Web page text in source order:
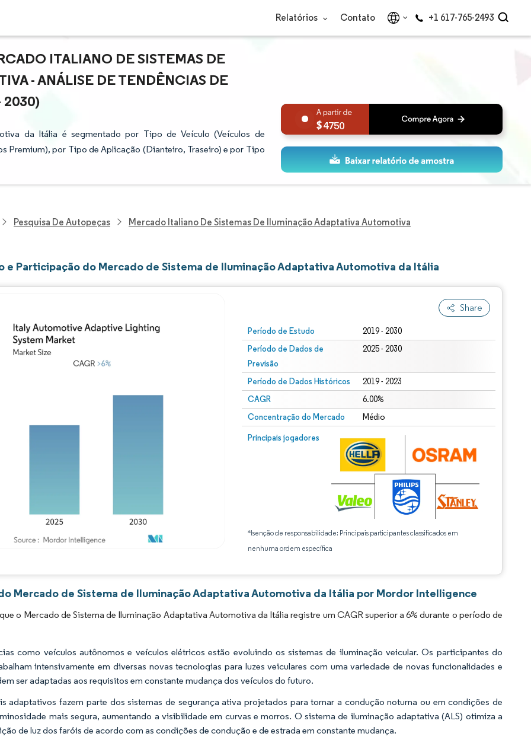
Relatórios Contato +1 617-765-2493
ITALIANO DE SISTEMAS DE
- ANÁLISE DE TENDÊNCIAS DE
2030)
da Itália é segmentado por Tipo de Veículo (Veículos de
Premium), por Tipo de Aplicação (Dianteiro, Traseiro) e por Tipo
4750
Pesquisa De Autopeças Mercado Italiano De Sistemas De Iluminação Adaptativa Automotiva
e Participação do Mercado de Sistema de Iluminação Adaptativa Automotiva da Itália
Share
Período de Estudo 2019 - 2030
Período de Dados de
Previsão
2025 - 2030
Período de Dados Históricos 2019 - 2023
CAGR 6.00%
Concentração do Mercado Médio
Principais jogadores
*Isenção de responsabilidade: Principais participantes classificados em
nenhuma ordem específica
Mercado de Sistema de Iluminação Adaptativa Automotiva da Itália por Mordor Intelligence
o Mercado de Sistema de Iluminação Adaptativa Automotiva da Itália registre um CAGR superior a 6% durante o período de
como veículos autônomos e veículos elétricos estão evoluindo os sistemas de iluminação veicular. Os participantes do
intensivamente em diversas novas tecnologias para luzes veiculares com uma variedade de novas funcionalidades e
ser adaptadas aos requisitos em constante mudança dos veículos do futuro.
adaptativos fazem parte dos sistemas de segurança ativa projetados para tornar a condução noturna ou em condições de
mais segura, aumentando a visibilidade em curvas e morros. O sistema de iluminação adaptativa (ALS) otimiza a
de luz dos faróis de acordo com as condições de condução e de estrada em constante mudança.